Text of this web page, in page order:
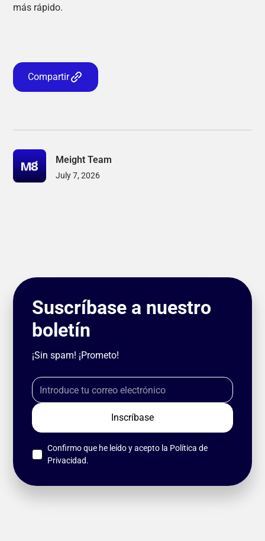
más rápido.
Compartir
Meight Team
July 7, 2026
Suscríbase a nuestro
boletín
¡Sin spam! ¡Prometo!
Confirmo que he leído y acepto la Política de
Privacidad.